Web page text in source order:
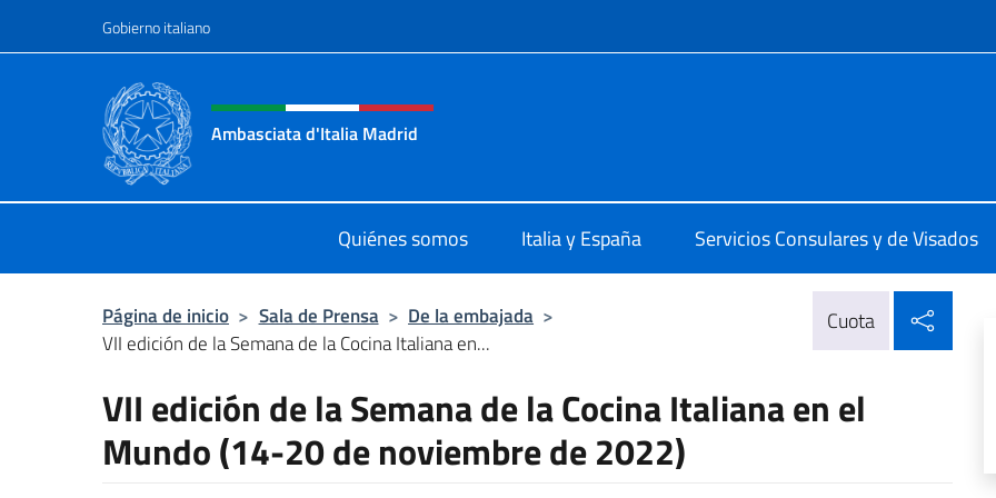
Gobierno italiano
Encabezado del sitio web, redes sociales y menú
Ambasciata d'Italia Madrid
Quiénes somos Italia y España Servicios Consulares y de Visados
Página de inicio > Sala de Prensa > De la embajada >
VII edición de la Semana de la Cocina Italiana en...
Cuota
VII edición de la Semana de la Cocina Italiana en el
Mundo (14-20 de noviembre de 2022)